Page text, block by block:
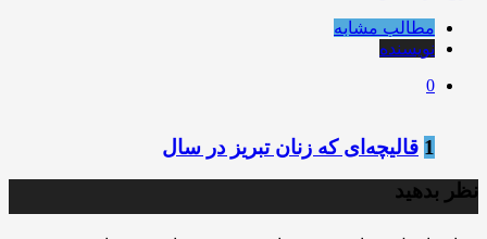
مطالب مشابه
نویسنده
0
1 قالیچه‌ای که زنان تبریز در سال
نظر بدهید